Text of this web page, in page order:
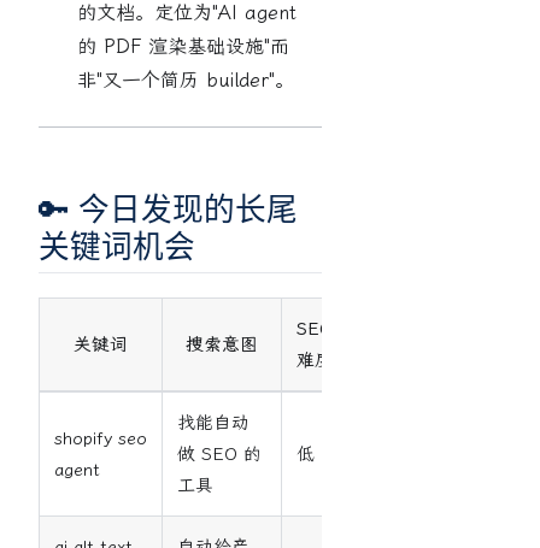
的文档。定位为"AI agent
的 PDF 渲染基础设施"而
非"又一个简历 builder"。
🔑 今日发现的长尾
关键词机会
关键词 搜索意图
SEO
难度
shopify seo
agent
找能自动
做 SEO 的
工具
低